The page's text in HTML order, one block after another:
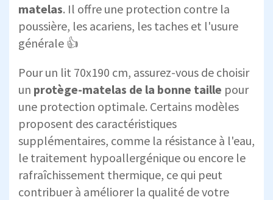
matelas. Il offre une protection contre la
poussière, les acariens, les taches et l'usure
générale 👍
Pour un lit 70x190 cm, assurez-vous de choisir
un protège-matelas de la bonne taille pour
une protection optimale. Certains modèles
proposent des caractéristiques
supplémentaires, comme la résistance à l'eau,
le traitement hypoallergénique ou encore le
rafraîchissement thermique, ce qui peut
contribuer à améliorer la qualité de votre